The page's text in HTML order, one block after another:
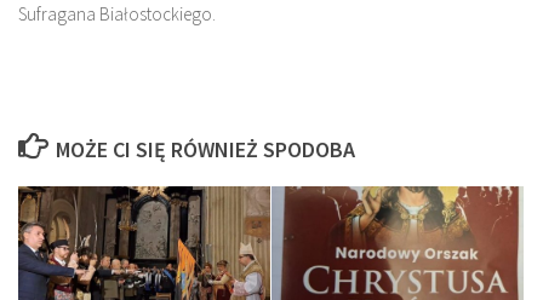
Sufragana Białostockiego.
MOŻE CI SIĘ RÓWNIEŻ SPODOBA